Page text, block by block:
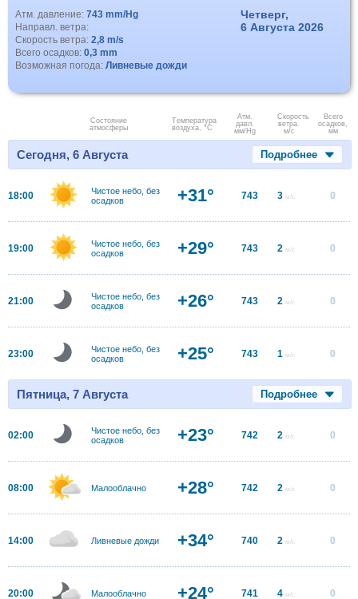
Атм. давление: 743 mm/Hg
Направл. ветра:
Скорость ветра: 2,8 m/s
Всего осадков: 0,3 mm
Возможная погода: Ливневые дожди
Четверг,
6 Августа 2026
Состояние
атмосферы
Температура
воздуха, °C
Атм.
давл.
мм/Hg
Скорость
ветра.
м/с
Всего
осадков,
мм
Сегодня, 6 Августа Подробнее
18:00
Чистое небо, без
осадков
+31° 743 3 м/с 0
19:00
Чистое небо, без
осадков
+29° 743 2 м/с 0
21:00
Чистое небо, без
осадков
+26° 743 2 м/с 0
23:00
Чистое небо, без
осадков
+25° 743 1 м/с 0
Пятница, 7 Августа Подробнее
02:00
Чистое небо, без
осадков
+23° 742 2 м/с 0
08:00 Малооблачно +28° 742 2 м/с 0
14:00 Ливневые дожди +34° 740 2 м/с 0
20:00 Малооблачно +24° 741 4 м/с 0